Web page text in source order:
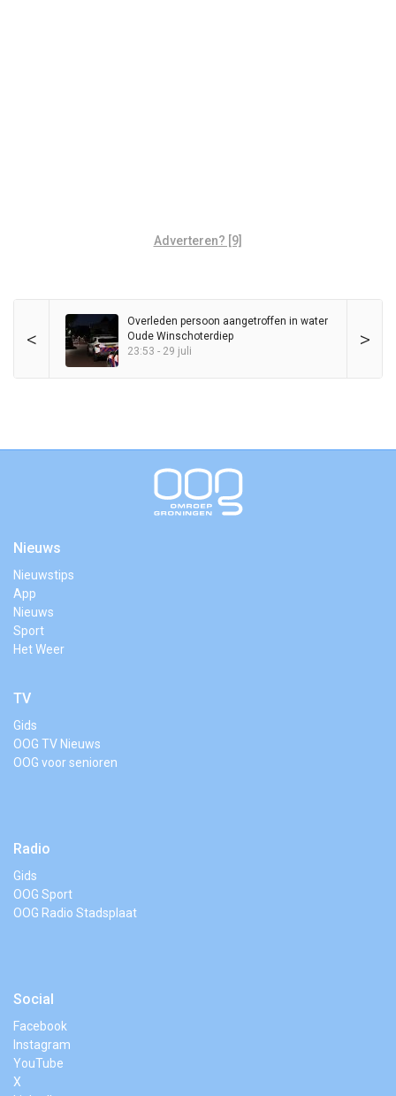
Adverteren? [9]
< >
Overleden persoon aangetroffen in water
Oude Winschoterdiep
23:53 - 29 juli
Nieuws
Nieuwstips
App
Nieuws
Sport
Het Weer
TV
Gids
OOG TV Nieuws
OOG voor senioren
Radio
Gids
OOG Sport
OOG Radio Stadsplaat
Social
Facebook
Instagram
YouTube
X